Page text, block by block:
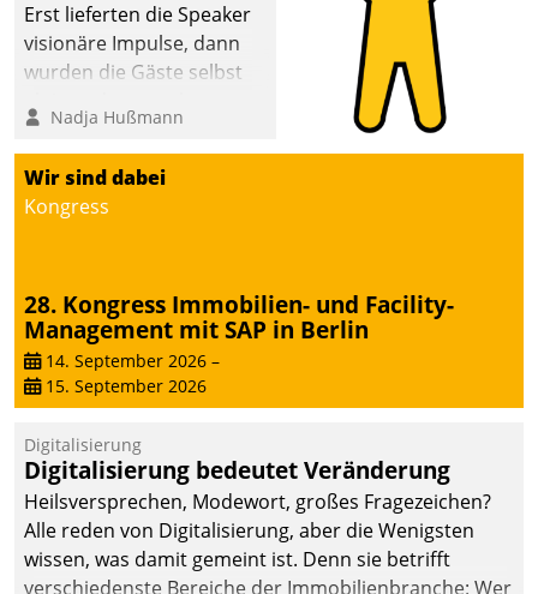
Erst lieferten die Speaker
visionäre Impulse, dann
wurden die Gäste selbst
methodisch
Vernetzungsideen fürs
Quartier. Dazwischen
zeigte Datatrain, was es
Nadja Hußmann
Wir sind dabei
Kongress
28. Kongress Immobilien- und Facility-
Management mit SAP in Berlin
14. September 2026 –
15. September 2026
Digitalisierung
Digitalisierung bedeutet Veränderung
Heilsversprechen, Modewort, großes Fragezeichen?
Alle reden von Digitalisierung, aber die Wenigsten
wissen, was damit gemeint ist. Denn sie betrifft
verschiedenste Bereiche der Immobilienbranche: Wer